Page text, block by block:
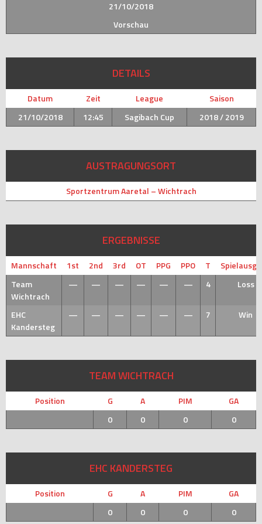
21/10/2018
Vorschau
DETAILS
Datum Zeit League
Saison
21/10/2018
12:45 Sagibach Cup 2018 / 2019
AUSTRAGUNGSORT
Sportzentrum Aaretal – Wichtrach
ERGEBNISSE
Mannschaft 1st 2nd 3rd OT PPG PPO T
Team
Wichtrach
— — — — — — 4 Loss
EHC
Kandersteg
— — — — — — 7 Win
TEAM WICHTRACH
Position G A PIM
GA
0
0 0 0
EHC KANDERSTEG
Position G A PIM
GA
0
0 0 0